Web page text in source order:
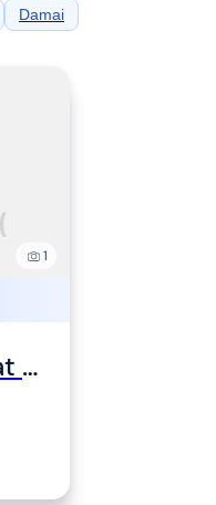
Damai
1
Cocok untuk Tempat Tinggal